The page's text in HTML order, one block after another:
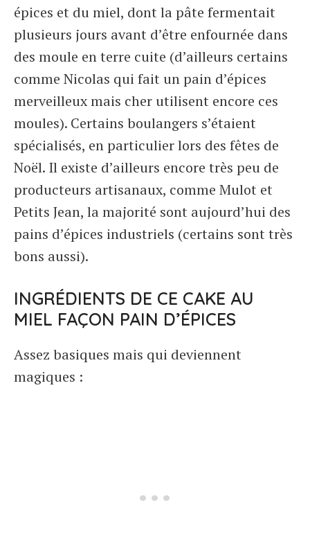
épices et du miel, dont la pâte fermentait
plusieurs jours avant d’être enfournée dans
des moule en terre cuite (d’ailleurs certains
comme Nicolas qui fait un pain d’épices
merveilleux mais cher utilisent encore ces
moules). Certains boulangers s’étaient
spécialisés, en particulier lors des fêtes de
Noël. Il existe d’ailleurs encore très peu de
producteurs artisanaux, comme Mulot et
Petits Jean, la majorité sont aujourd’hui des
pains d’épices industriels (certains sont très
bons aussi).
INGRÉDIENTS DE CE CAKE AU
MIEL FAÇON PAIN D’ÉPICES
Assez basiques mais qui deviennent
magiques :